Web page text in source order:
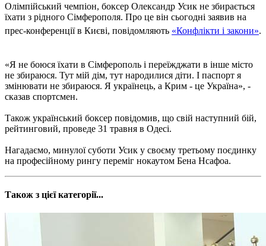
Олімпійський чемпіон, боксер Олександр Усик не збирається
їхати з рідного Сімферополя. Про це він сьогодні заявив на
прес-конференції в Києві, повідомляють «Конфлікти і закони».
«Я не боюся їхати в Сімферополь і переїжджати в інше місто
не збираюся. Тут мій дім, тут народилися діти. І паспорт я
змінювати не збираюся. Я українець, а Крим - це Україна», -
сказав спортсмен.
Також український боксер повідомив, що свій наступний бій,
рейтинговий, проведе 31 травня в Одесі.
Нагадаємо, минулої суботи Усик у своєму третьому поєдинку
на професійному рингу переміг нокаутом Бена Нсафоа.
Також з цієї категорії...